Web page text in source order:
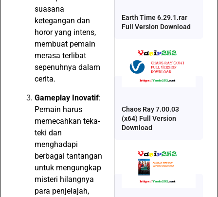
suasana
ketegangan dan
horor yang intens,
membuat pemain
merasa terlibat
sepenuhnya dalam
cerita.
Gameplay Inovatif:
Pemain harus
memecahkan teka-
teki dan
menghadapi
berbagai tantangan
untuk mengungkap
misteri hilangnya
para penjelajah,
Earth Time 6.29.1.rar
Full Version Download
Chaos Ray 7.00.03
(x64) Full Version
Download